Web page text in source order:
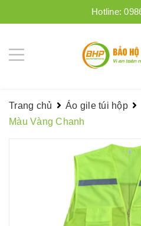
Hotline:
Trang chủ Áo gile túi hộp
Màu Vàng Chanh